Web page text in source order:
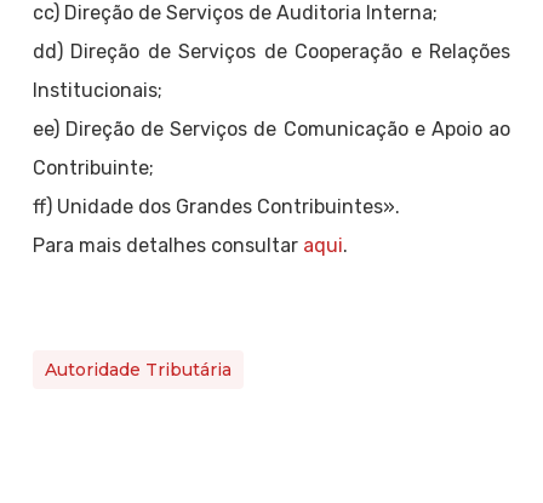
cc) Direção de Serviços de Auditoria Interna;
dd) Direção de Serviços de Cooperação e Relações
Institucionais;
ee) Direção de Serviços de Comunicação e Apoio ao
Contribuinte;
ff) Unidade dos Grandes Contribuintes».
Para mais detalhes consultar aqui.
Autoridade Tributária